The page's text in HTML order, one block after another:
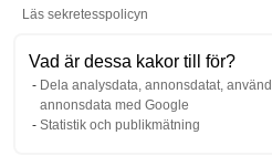
Juridisk informationIntegritetspolicy
Språk SV ↓
Läs sekretesspolicyn
Vad är dessa kakor till för?
Dela analysdata, annonsdatat,
annonsdata med Google
Statistik och publikmätning